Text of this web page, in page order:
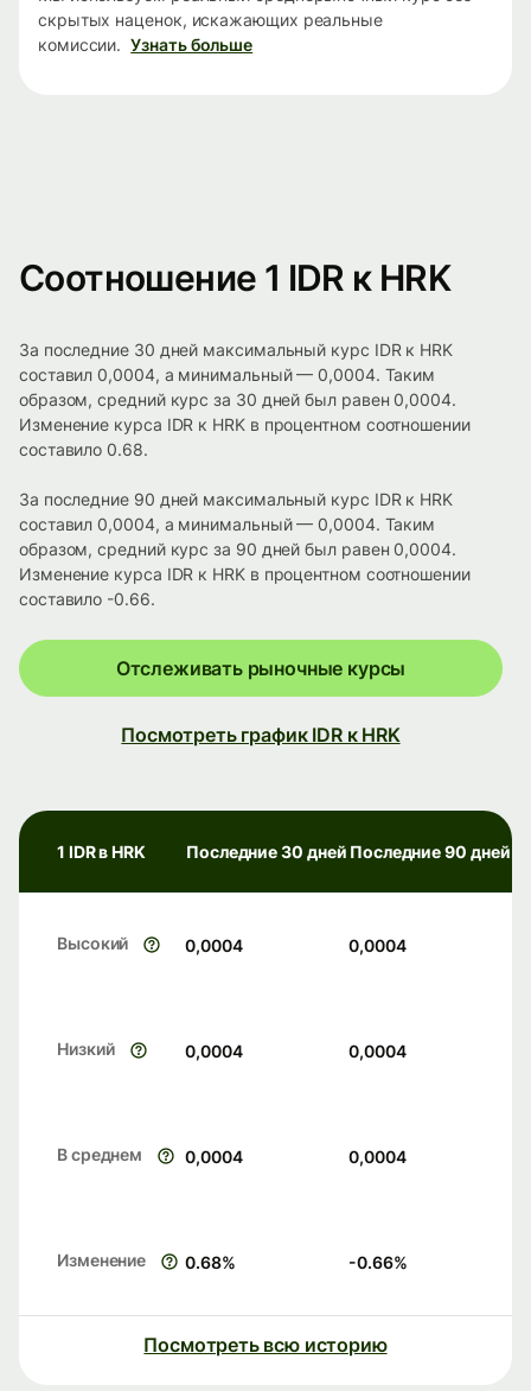
скрытых наценок, искажающих реальные
комиссии. Узнать больше
Соотношение 1 IDR к HRK
За последние 30 дней максимальный курс IDR к HRK
составил 0,0004, а минимальный — 0,0004. Таким
образом, средний курс за 30 дней был равен 0,0004.
Изменение курса IDR к HRK в процентном соотношении
составило 0.68.
За последние 90 дней максимальный курс IDR к HRK
составил 0,0004, а минимальный — 0,0004. Таким
образом, средний курс за 90 дней был равен 0,0004.
Изменение курса IDR к HRK в процентном соотношении
составило -0.66.
Отслеживать рыночные курсы
Посмотреть график IDR к HRK
1 IDR в HRK Последние 30 дней Последние 90 дней
Высокий 0,0004 0,0004
Низкий 0,0004 0,0004
В среднем 0,0004 0,0004
Изменение 0.68% -0.66%
Посмотреть всю историю